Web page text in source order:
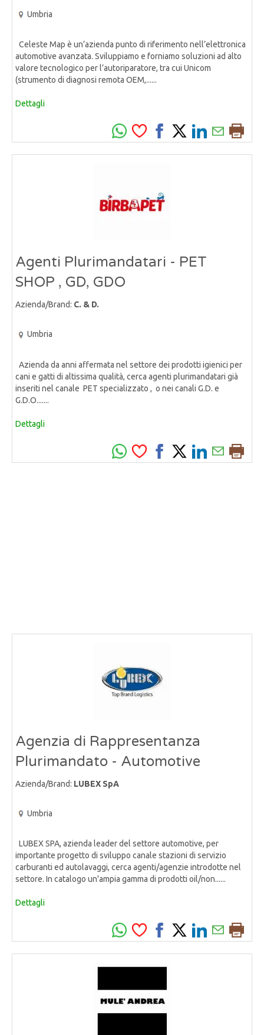
Umbria
Celeste Map è un’azienda punto di riferimento nell’elettronica
automotive avanzata. Sviluppiamo e forniamo soluzioni ad alto
valore tecnologico per l’autoriparatore, tra cui Unicom
(strumento di diagnosi remota OEM,......
Dettagli
Agenti Plurimandatari - PET
SHOP , GD, GDO
Azienda/Brand: C. & D.
Umbria
Azienda da anni affermata nel settore dei prodotti igienici per
cani e gatti di altissima qualità, cerca agenti plurimandatari già
inseriti nel canale PET specializzato , o nei canali G.D. e
G.D.O.......
Dettagli
Agenzia di Rappresentanza
Plurimandato - Automotive
Azienda/Brand: LUBEX SpA
Umbria
LUBEX SPA, azienda leader del settore automotive, per
importante progetto di sviluppo canale stazioni di servizio
carburanti ed autolavaggi, cerca agenti/agenzie introdotte nel
settore. In catalogo un'ampia gamma di prodotti oil/non......
Dettagli